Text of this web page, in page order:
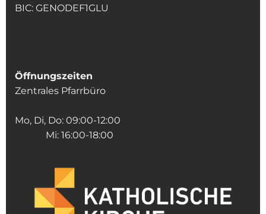
BIC: GENODEF1GLU
Öffnungszeiten
Zentrales Pfarrbüro
Mo, Di, Do: 09:00-12:00
Mi: 16:00-18:00